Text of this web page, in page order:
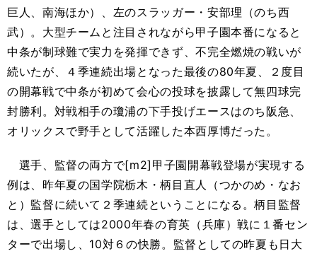
巨人、南海ほか）、左のスラッガー・安部理（のち西
武）。大型チームと注目されながら甲子園本番になると
中条が制球難で実力を発揮できず、不完全燃焼の戦いが
続いたが、４季連続出場となった最後の80年夏、２度目
の開幕戦で中条が初めて会心の投球を披露して無四球完
封勝利。対戦相手の瓊浦の下手投げエースはのち阪急、
オリックスで野手として活躍した本西厚博だった。
選手、監督の両方で[m2]甲子園開幕戦登場が実現する
例は、昨年夏の国学院栃木・柄目直人（つかのめ・なお
と）監督に続いて２季連続ということになる。柄目監督
は、選手としては2000年春の育英（兵庫）戦に１番セン
ターで出場し、10対６の快勝。監督としての昨夏も日大